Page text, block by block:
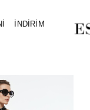
İNDİRİM